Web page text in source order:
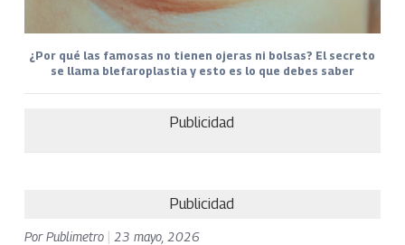
¿Por qué las famosas no tienen ojeras ni bolsas? El secreto
se llama blefaroplastia y esto es lo que debes saber
Publicidad
Publicidad
PorPublimetro 23 mayo, 2026